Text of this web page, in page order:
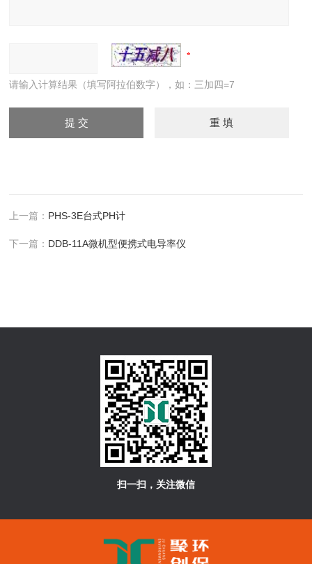
请输入计算结果（填写阿拉伯数字），如：三加四=7
上一篇： PHS-3E台式PH计
下一篇： DDB-11A微机型便携式电导率仪
扫一扫，关注微信